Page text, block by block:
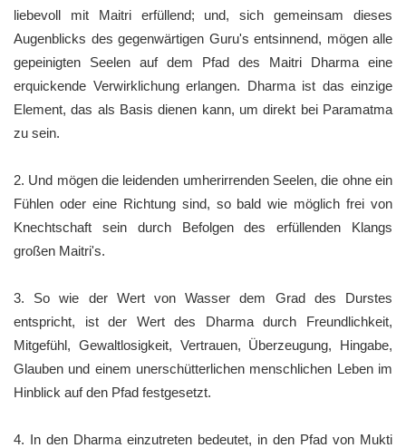
liebevoll mit Maitri erfüllend; und, sich gemeinsam dieses
Augenblicks des gegenwärtigen Guru's entsinnend, mögen alle
gepeinigten Seelen auf dem Pfad des Maitri Dharma eine
erquickende Verwirklichung erlangen. Dharma ist das einzige
Element, das als Basis dienen kann, um direkt bei Paramatma
zu sein.
2. Und mögen die leidenden umherirrenden Seelen, die ohne ein
Fühlen oder eine Richtung sind, so bald wie möglich frei von
Knechtschaft sein durch Befolgen des erfüllenden Klangs
großen Maitri's.
3. So wie der Wert von Wasser dem Grad des Durstes
entspricht, ist der Wert des Dharma durch Freundlichkeit,
Mitgefühl, Gewaltlosigkeit, Vertrauen, Überzeugung, Hingabe,
Glauben und einem unerschütterlichen menschlichen Leben im
Hinblick auf den Pfad festgesetzt.
4. In den Dharma einzutreten bedeutet, in den Pfad von Mukti